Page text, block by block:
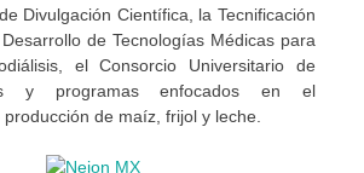
Divulgación Científica, la Tecnificación
de Tecnologías Médicas para
el Consorcio Universitario de
y programas enfocados en el
de maíz, frijol y leche.